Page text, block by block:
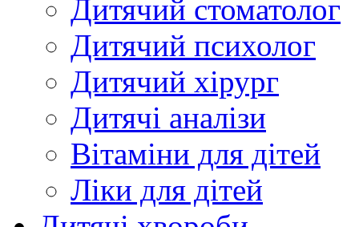
Дитячий стоматолог
Дитячий психолог
Дитячий хірург
Дитячі аналізи
Вітаміни для дітей
Ліки для дітей